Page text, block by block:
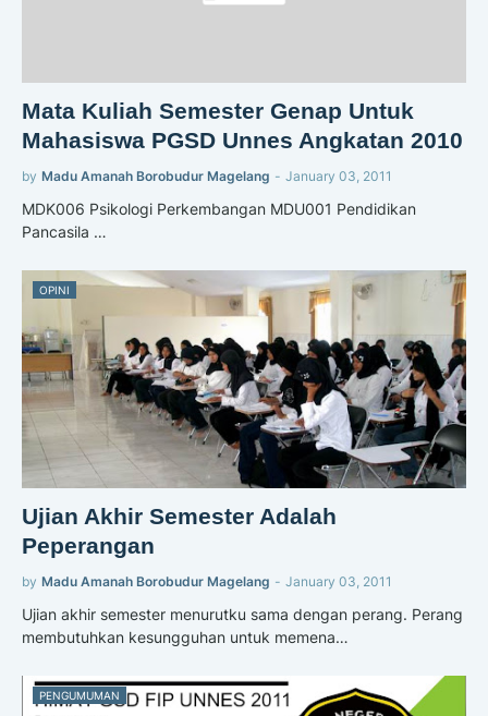
Mata Kuliah Semester Genap Untuk
Mahasiswa PGSD Unnes Angkatan 2010
by Madu Amanah Borobudur Magelang - January 03, 2011
MDK006 Psikologi Perkembangan MDU001 Pendidikan
Pancasila …
OPINI
Ujian Akhir Semester Adalah
Peperangan
by Madu Amanah Borobudur Magelang - January 03, 2011
Ujian akhir semester menurutku sama dengan perang. Perang
membutuhkan kesungguhan untuk memena…
PENGUMUMAN